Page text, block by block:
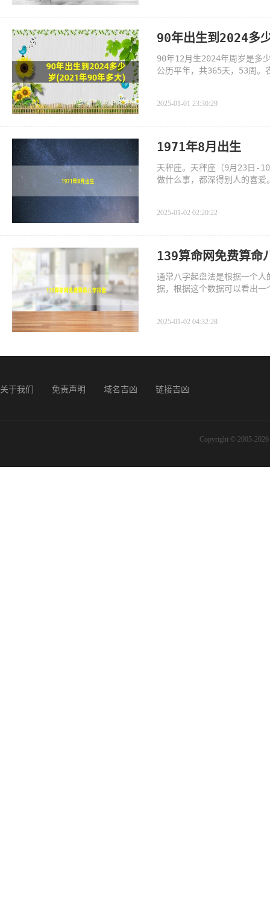
90年出生到2024多
90年12月生2024年周岁是
公历平年，共365天，53周。
2025-01-01 23:30:29
1971年8月出生
天秤座。天秤座（9月23日-
做什么事，都深得别人的喜
2025-01-02 02:20:22
139算命网免费算命
通常八字起盘法是根据一个
据，根据这个数据可以看出
2025-01-02 04:32:28
关于我们 免责声明 域名吉凶 链接吉凶
Copyright © 2005-